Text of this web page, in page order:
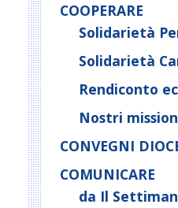
COOPERARE
Solidarietà
Solidarietà
Rendiconto
Nostri
CONVEGNI
COMUNICARE
da Il